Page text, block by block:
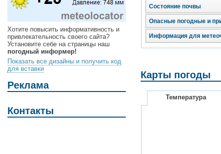
Хотите повысить информативность и
привлекательность своего сайта?
Установите себе на страницы наш
погодный информер!
Показать все дизайны и получить код
для вставки
Реклама
Контакты
Состояние почвы
Опасные погодные и
Информация для
Карты погоды
Температура